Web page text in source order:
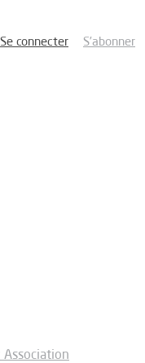
Se connecter S’abonner